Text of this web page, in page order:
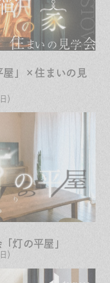
」×住まいの見
）
灯の平屋」
）